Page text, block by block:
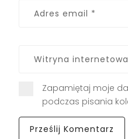
Zapamiętaj moje
podczas pisania